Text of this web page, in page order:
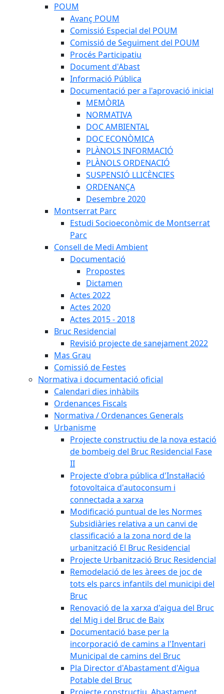
POUM
Avanç POUM
Comissió Especial del POUM
Comissió de Seguiment del POUM
Procés Participatiu
Document d'Abast
Informació Pública
Documentació per a l'aprovació inicial
MEMÒRIA
NORMATIVA
DOC AMBIENTAL
DOC ECONÒMICA
PLÀNOLS INFORMACIÓ
PLÀNOLS ORDENACIÓ
SUSPENSIÓ LLICÈNCIES
ORDENANÇA
Desembre 2020
Montserrat Parc
Estudi Socioeconòmic de Montserrat
Parc
Consell de Medi Ambient
Documentació
Propostes
Dictamen
Actes 2022
Actes 2020
Actes 2015 - 2018
Bruc Residencial
Revisió projecte de sanejament 2022
Mas Grau
Comissió de Festes
Normativa i documentació oficial
Calendari dies inhàbils
Ordenances Fiscals
Normativa / Ordenances Generals
Urbanisme
Projecte constructiu de la nova estació
de bombeig del Bruc Residencial Fase
II
Projecte d'obra pública d'Instal·lació
fotovoltaica d'autoconsum i
connectada a xarxa
Modificació puntual de les Normes
Subsidiàries relativa a un canvi de
classificació a la zona nord de la
urbanització El Bruc Residencial
Projecte Urbanització Bruc Residencial
Remodelació de les àrees de joc de
tots els parcs infantils del municipi del
Bruc
Renovació de la xarxa d'aigua del Bruc
del Mig i del Bruc de Baix
Documentació base per la
incorporació de camins a l'Inventari
Municipal de camins del Bruc
Pla Director d'Abastament d'Aigua
Potable del Bruc